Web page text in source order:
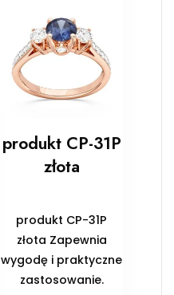
produkt CP-31P
złota
produkt CP-31P
złota Zapewnia
wygodę i praktyczne
zastosowanie.